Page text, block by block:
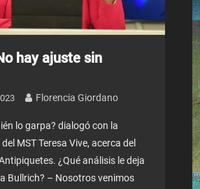
hay ajuste sin
Florencia Giordano
lo garpa? dialogó con la
MST Teresa Vive, acerca del
¿Qué análisis le deja
Bullrich? – Nosotros venimos